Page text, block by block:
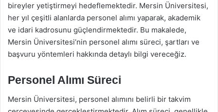
bireyler yetiştirmeyi hedeflemektedir. Mersin Üniversitesi,
her yıl çeşitli alanlarda personel alımı yaparak, akademik
ve idari kadrosunu güçlendirmektedir. Bu makalede,
Mersin Üniversitesi’nin personel alımı süreci, şartları ve
başvuru yöntemleri hakkında detaylı bilgi vereceğiz.
Personel Alımı Süreci
Mersin Üniversitesi, personel alımını belirli bir takvim